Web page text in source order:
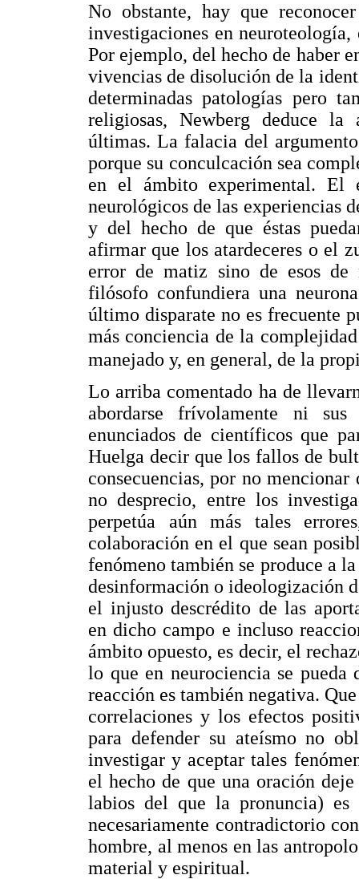
No obstante, hay que
investigaciones en
Por ejemplo, del hecho de haber
vivencias de disolución de la
determinadas patologías pero
religiosas, Newberg deduce la
últimas. La falacia del
porque su conculcación sea
en el ámbito experimental. El
neurológicos de las experiencias
y del hecho de que éstas
afirmar que los atardeceres o el
error de matiz sino de esos de
filósofo confundiera una
último disparate no es frecuente
más conciencia de la
manejado y, en general, de la
Lo arriba comentado ha de
abordarse frívolamente ni
enunciados de científicos que
Huelga decir que los fallos de
consecuencias, por no
no desprecio, entre los
perpetúa aún más tales
colaboración en el que sean
fenómeno también se produce a
desinformación o ideologización
el injusto descrédito de las
en dicho campo e incluso
ámbito opuesto, es decir, el
lo que en neurociencia se pueda
reacción es también negativa.
correlaciones y los efectos
para defender su ateísmo no
investigar y aceptar tales
el hecho de que una oración
labios del que la pronuncia) es
necesariamente contradictorio
hombre, al menos en las
material y espiritual.